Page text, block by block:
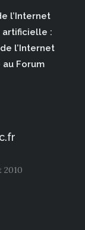
l’Internet
:
l’Internet
Forum
2010